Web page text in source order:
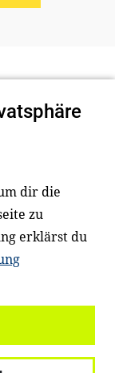
dir die
zu
erklärst du